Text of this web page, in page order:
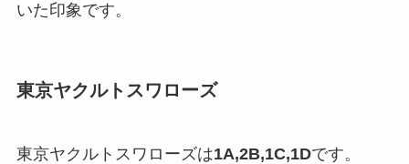
いた印象です。
東京ヤクルトスワローズ
東京ヤクルトスワローズは1A,2B,1C,1Dです。